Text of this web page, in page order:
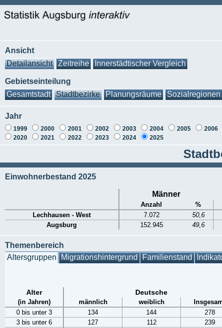
Ansicht
Detailansicht
Zeitreihe Innerstädtischer Vergleich
Gebietseinteilung
Gesamtstadt
Stadtbezirke Planungsräume Sozialregionen
Jahr
1999 2000 2001 2002 2003 2004 2005
2006
2020
2021 2022 2023 2024 2025
Einwohnerbestand 2025
Männer
Anzahl
%
Lechhausen - West
7.072
50,6
Augsburg
152.945 49,6
Themenbereich
Altersgruppen Migrationshintergrund Familienstand
Alter Deutsche
(in Jahren) männlich weiblich
0 bis unter 3
134 144
278
3 bis unter 6
127 112
239